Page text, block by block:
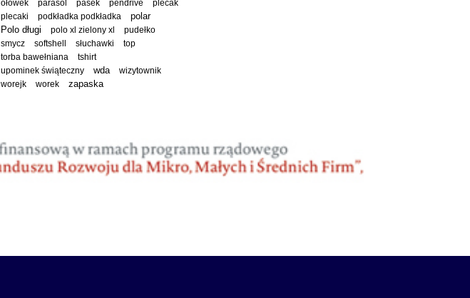
ołówek
parasol pasek pendrive
plecak
plecaki
podkładka podkładka
polar
Polo długi
polo xl zielony xl pudełko
smycz softshell słuchawki
top
torba bawełniana
tshirt
upominek świąteczny
wda
wizytownik
worejk
worek zapaska